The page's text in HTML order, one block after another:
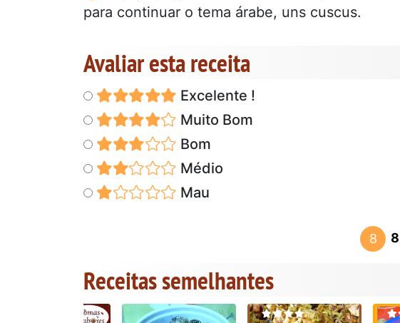
para continuar o tema árabe, uns cuscus.
Avaliar esta receita
Excelente !
Muito Bom
Bom
Médio
Mau
8
Receitas semelhantes